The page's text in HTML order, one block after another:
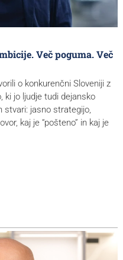
Več poguma. Več
o konkurenčni Sloveniji z
ki jo ljudje tudi dejansko
stvari: jasno strategijo,
kaj je “pošteno” in kaj je